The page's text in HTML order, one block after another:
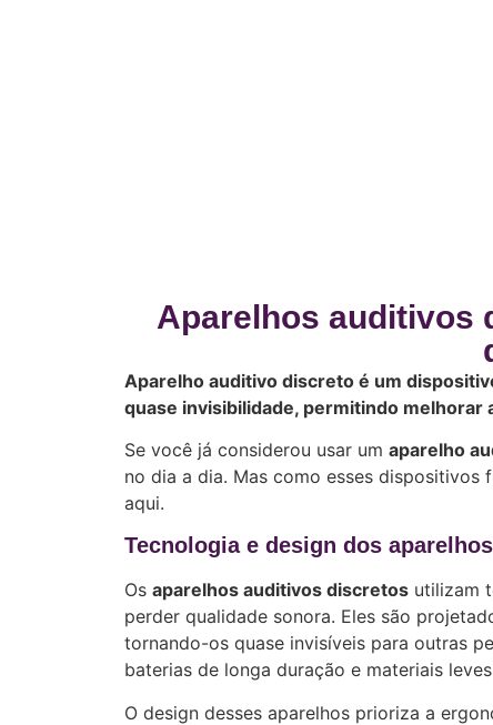
Aparelhos auditivos
Aparelho auditivo discreto é um
quase invisibilidade, permitindo melhorar
Se você já considerou usar um aparelho
no dia a dia. Mas como esses dispositivos
aqui.
Tecnologia e design dos
Os aparelhos auditivos discretos utilizam
perder qualidade sonora. Eles são
tornando-os quase invisíveis para outras
baterias de longa duração e materiais
O design desses aparelhos prioriza a